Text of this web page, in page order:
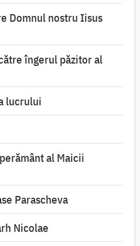
Domnul nostru Iisus
îngerul păzitor al
lucrului
al Maicii
Parascheva
Nicolae